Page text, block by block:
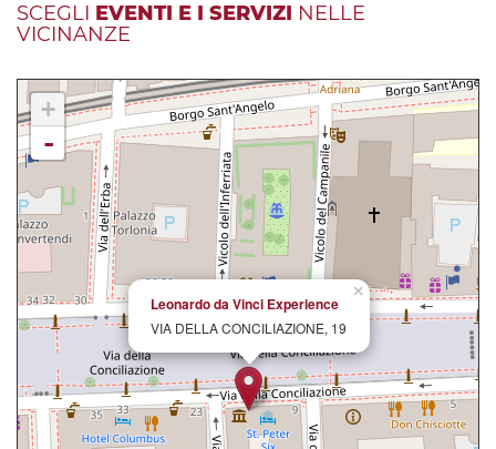
SCEGLI EVENTI E I SERVIZI NELLE
VICINANZE
×
Leonardo da Vinci Experience
VIA DELLA CONCILIAZIONE, 19
+
-